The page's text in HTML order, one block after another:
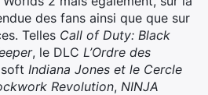
des fans ainsi que que sur
Telles Call of Duty: Black
, le DLC L’Ordre des
Indiana Jones et le Cercle
Revolution, NINJA